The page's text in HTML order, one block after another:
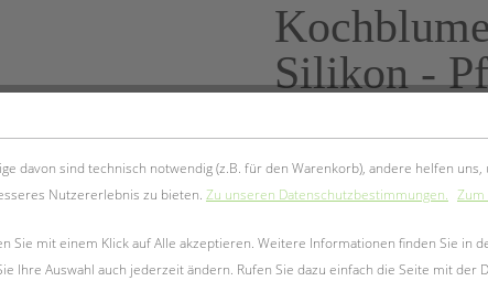
Silikon -
16,90 € *
Sofort versandfertig, Lieferzeit
davon sind technisch notwendig (z.B. für den Warenkorb), andere helfen uns,
Nutzererlebnis zu bieten. Zu unseren Datenschutzbestimmungen. Zum
Sie mit einem Klick auf Alle akzeptieren. Weitere Informationen finden Sie in
Ihre Auswahl auch jederzeit ändern. Rufen Sie dazu einfach die Seite mit der